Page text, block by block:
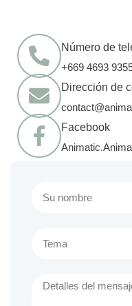
Número de
+669 4693
Dirección de
Facebook